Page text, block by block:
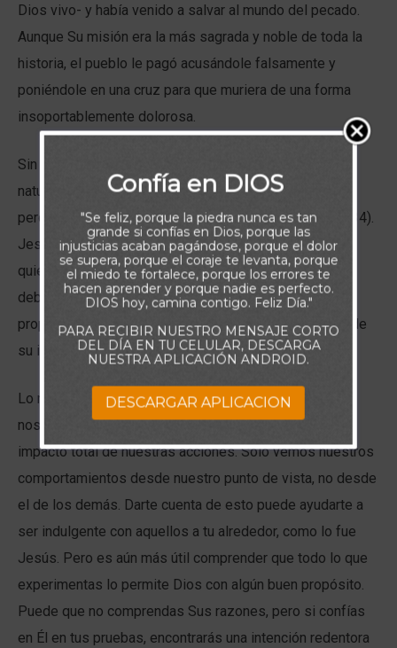
Dios vivo- y había venido a salvar al mundo del pecado.
Aunque Su misión era la más sagrada y noble de toda la
historia, el pueblo le pagó acusándole falsamente y
poniéndole en una cruz para que muriera de una forma
insoportablemente dolorosa.
Sin embargo, la respuesta de Cristo nos muestra la
naturaleza del amor piadoso e incondicional: “Padre,
perdónales, porque no saben lo que hacen” (Lucas 22:34).
Jesús sabía que si la gente se hubiera dado cuenta de
quién era Él, nunca le habrían hecho esto. Lo hicieron
debido a su limitada comprensión de los planes y
propósitos del Dios vivo. Pero el Señor obró a través de
su ignorancia para lograr la salvación del mundo.
Lo mismo ocurre contigo y conmigo. La mayoría de
nosotros muchas veces podemos no comprender el
impacto total de nuestras acciones. Sólo vemos nuestros
comportamientos desde nuestro punto de vista, no desde
el de los demás. Darte cuenta de esto puede ayudarte a
ser indulgente con aquellos a tu alrededor, como lo fue
Jesús. Pero es aún más útil comprender que todo lo que
experimentas lo permite Dios con algún buen propósito.
Puede que no comprendas Sus razones, pero si confías
en Él en tus pruebas, encontrarás una intención redentora
Confía en DIOS
"Se feliz, porque la piedra nunca es tan
grande si confías en Dios, porque las
injusticias acaban pagándose, porque el dolor
se supera, porque el coraje te levanta, porque
el miedo te fortalece, porque los errores te
hacen aprender y porque nadie es perfecto.
DIOS hoy, camina contigo. Feliz Día."
PARA RECIBIR NUESTRO MENSAJE CORTO
DEL DÍA EN TU CELULAR, DESCARGA
NUESTRA APLICACIÓN ANDROID.
DESCARGAR APLICACION